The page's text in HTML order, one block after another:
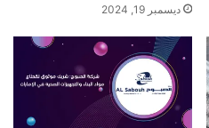
ديسمبر 19, 2024